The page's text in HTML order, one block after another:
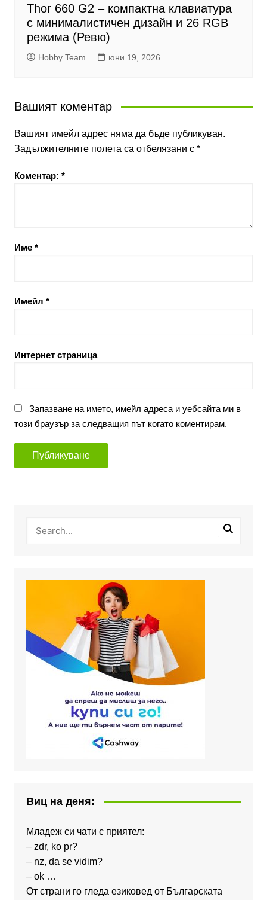
Thor 660 G2 – компактна клавиатура
с минималистичен дизайн и 26 RGB
режима (Ревю)
Hobby Team юни 19, 2026
Вашият коментар
Вашият имейл адрес няма да бъде публикуван.
Задължителните полета са отбелязани с *
Коментар: *
Име *
Имейл *
Интернет страница
Запазване на името, имейл адреса и уебсайта ми в
този браузър за следващия път когато коментирам.
Виц на деня:
Младеж си чати с приятел:
– zdr, ko pr?
– nz, da se vidim?
– ok …
От страни го гледа езиковед от Българската